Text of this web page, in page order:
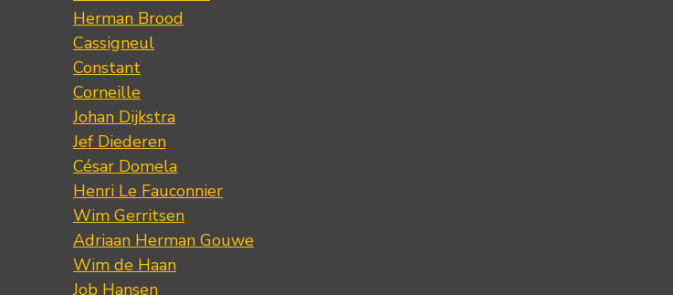
Herman Brood
Cassigneul
Constant
Corneille
Johan Dijkstra
Jef Diederen
César Domela
Henri Le Fauconnier
Wim Gerritsen
Adriaan Herman Gouwe
Wim de Haan
Job Hansen